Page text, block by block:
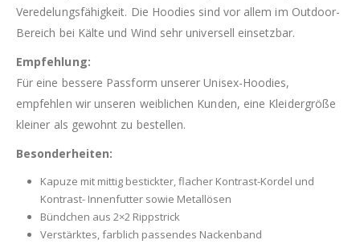
Veredelungsfähigkeit. Die Hoodies sind vor allem im Outdoor-
Bereich bei Kälte und Wind sehr universell einsetzbar.
Empfehlung:
Für eine bessere Passform unserer Unisex-Hoodies,
empfehlen wir unseren weiblichen Kunden, eine Kleidergröße
kleiner als gewohnt zu bestellen.
Besonderheiten:
Kapuze mit mittig bestickter, flacher Kontrast-Kordel und
Kontrast- Innenfutter sowie Metallösen
Bündchen aus 2×2 Rippstrick
Verstärktes, farblich passendes Nackenband